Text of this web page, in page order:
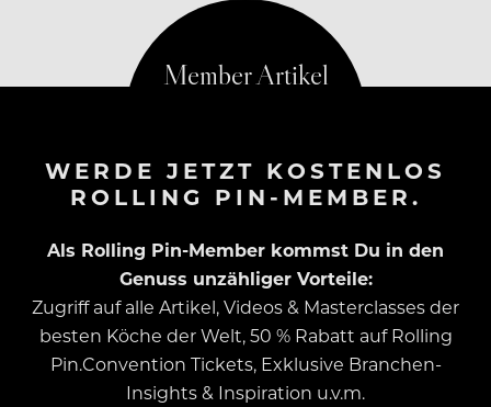
WERDE JETZT KOSTENLOS
ROLLING PIN-MEMBER.
Als Rolling Pin-Member kommst Du in den
Genuss unzähliger Vorteile:
Zugriff auf alle Artikel, Videos & Masterclasses der
besten Köche der Welt, 50 % Rabatt auf Rolling
Pin.Convention Tickets, Exklusive Branchen-
Insights & Inspiration u.v.m.